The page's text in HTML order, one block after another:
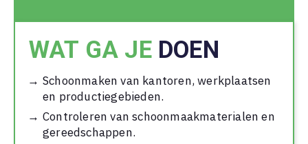
WAT GA JE DOEN
Schoonmaken van kantoren, werkplaatsen
en productiegebieden.
Controleren van schoonmaakmaterialen en
gereedschappen.